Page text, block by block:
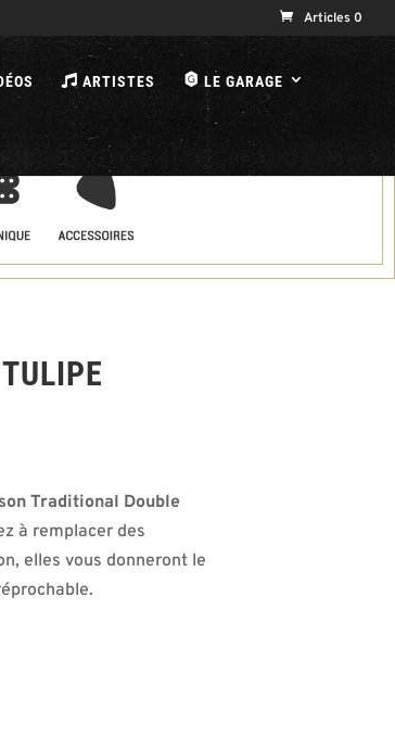
Articles 0
ARTISTES B LE GARAGE
Traditional Double
à remplacer des
elles vous donneront le